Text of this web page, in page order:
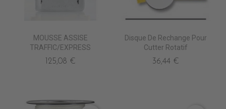
MOUSSE ASSISE
TRAFFIC/EXPRESS
125,08 €
Disque De Rechange Pour
Cutter Rotatif
36,44 €